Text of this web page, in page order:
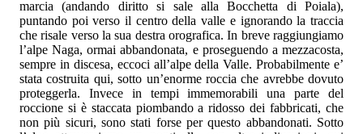
marcia (andando diritto si sale alla Bocchetta di Poiala),
puntando poi verso il centro della valle e ignorando la traccia
che risale verso la sua destra orografica. In breve raggiungiamo
l’alpe Naga, ormai abbandonata, e proseguendo a mezzacosta,
sempre in discesa, eccoci all’alpe della Valle. Probabilmente e’
stata costruita qui, sotto un’enorme roccia che avrebbe dovuto
proteggerla. Invece in tempi immemorabili una parte del
roccione si è staccata piombando a ridosso dei fabbricati, che
non più sicuri, sono stati forse per questo abbandonati. Sotto